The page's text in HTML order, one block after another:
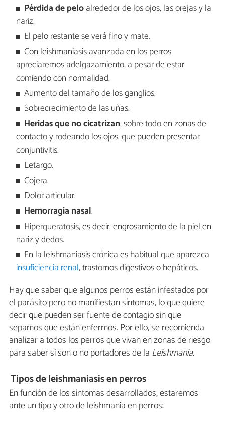
Pérdida de peloalrededor de los ojos, las orejas y la
nariz.
El pelo restante se verá fino y mate.
Con leishmaniasis avanzada en los perros
apreciaremos adelgazamiento, a pesar de estar
comiendo con normalidad.
Aumento del tamaño de los ganglios.
Sobrecrecimiento de las uñas.
Heridas que no cicatrizan, sobre todo en zonas de
contacto y rodeando los ojos, que pueden presentar
conjuntivitis.
Letargo.
Cojera.
Dolor articular.
Hemorragia nasal.
Hiperqueratosis, es decir, engrosamiento de la piel en
nariz y dedos.
En la leishmaniasis crónica es habitual que aparezca
insuficiencia renal, trastornos digestivos o hepáticos.
Hay que saber que algunos perros están infestados por
el parásito pero no manifiestan síntomas, lo que quiere
decir que pueden ser fuente de contagio sin que
sepamos que están enfermos. Por ello, se recomienda
analizar a todos los perros que vivan en zonas de riesgo
para saber si son o no portadores de la Leishmania.
Tipos de leishmaniasis en perros
En función de los síntomas desarrollados, estaremos
ante un tipo y otro de leishmania en perros: